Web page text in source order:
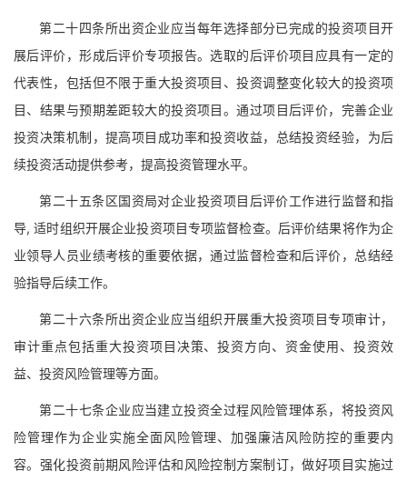
第二十四条所出资企业应当每年选择部分已完成的投资项目开
展后评价，形成后评价专项报告。选取的后评价项目应具有一定的
代表性，包括但不限于重大投资项目、投资调整变化较大的投资项
目、结果与预期差距较大的投资项目。通过项目后评价，完善企业
投资决策机制，提高项目成功率和投资收益，总结投资经验，为后
续投资活动提供参考，提高投资管理水平。
第二十五条区国资局对企业投资项目后评价工作进行监督和指
导, 适时组织开展企业投资项目专项监督检查。后评价结果将作为企
业领导人员业绩考核的重要依据，通过监督检查和后评价，总结经
验指导后续工作。
第二十六条所出资企业应当组织开展重大投资项目专项审计，
审计重点包括重大投资项目决策、投资方向、资金使用、投资效
益、投资风险管理等方面。
第二十七条企业应当建立投资全过程风险管理体系，将投资风
险管理作为企业实施全面风险管理、加强廉洁风险防控的重要内
容。强化投资前期风险评估和风险控制方案制订，做好项目实施过